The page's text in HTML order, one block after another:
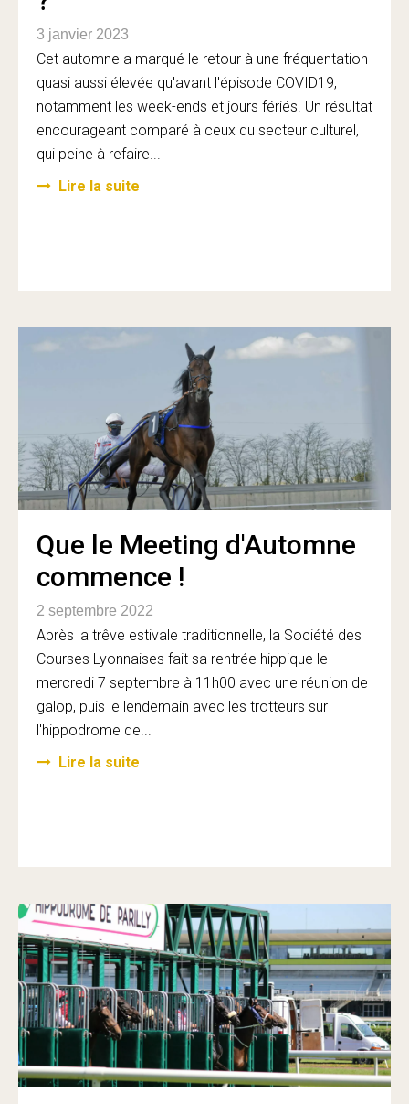
3 janvier 2023
Cet automne a marqué le retour à une fréquentation
quasi aussi élevée qu'avant l'épisode COVID19,
notamment les week-ends et jours fériés. Un résultat
encourageant comparé à ceux du secteur culturel,
qui peine à refaire...
Lire la suite
Que le Meeting d'Automne
commence !
2 septembre 2022
Après la trêve estivale traditionnelle, la Société des
Courses Lyonnaises fait sa rentrée hippique le
mercredi 7 septembre à 11h00 avec une réunion de
galop, puis le lendemain avec les trotteurs sur
l'hippodrome de...
Lire la suite